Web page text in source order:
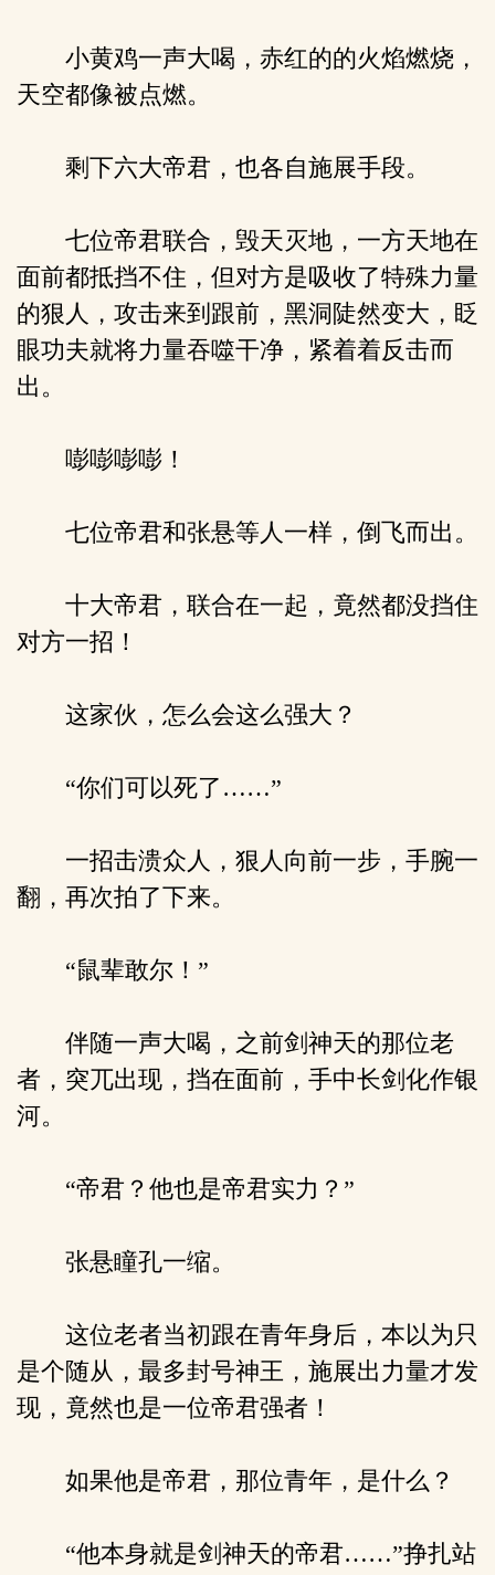
小黄鸡一声大喝，赤红的的火焰燃烧，
天空都像被点燃。
剩下六大帝君，也各自施展手段。
七位帝君联合，毁天灭地，一方天地在
面前都抵挡不住，但对方是吸收了特殊力量
的狠人，攻击来到跟前，黑洞陡然变大，眨
眼功夫就将力量吞噬干净，紧着着反击而
出。
嘭嘭嘭嘭！
七位帝君和张悬等人一样，倒飞而出。
十大帝君，联合在一起，竟然都没挡住
对方一招！
这家伙，怎么会这么强大？
“你们可以死了……”
一招击溃众人，狠人向前一步，手腕一
翻，再次拍了下来。
“鼠辈敢尔！”
伴随一声大喝，之前剑神天的那位老
者，突兀出现，挡在面前，手中长剑化作银
河。
“帝君？他也是帝君实力？”
张悬瞳孔一缩。
这位老者当初跟在青年身后，本以为只
是个随从，最多封号神王，施展出力量才发
现，竟然也是一位帝君强者！
如果他是帝君，那位青年，是什么？
“他本身就是剑神天的帝君……”挣扎站